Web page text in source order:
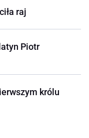
raj
Piotr
królu